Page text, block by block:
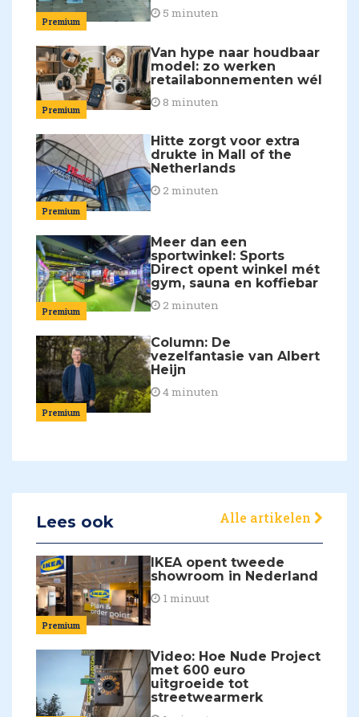
Premium
5 minuten
Premium
Van hype naar houdbaar
model: zo werken
retailabonnementen wél
8 minuten
Premium
Hitte zorgt voor extra
drukte in Mall of the
Netherlands
2 minuten
Premium
Meer dan een
sportwinkel: Sports
Direct opent winkel mét
gym, sauna en koffiebar
2 minuten
Premium
Column: De
vezelfantasie van Albert
Heijn
4 minuten
Lees ook Alle artikelen
Premium
IKEA opent tweede
showroom in Nederland
1 minuut
Video: Hoe Nude Project
met 600 euro
uitgroeide tot
streetwearmerk